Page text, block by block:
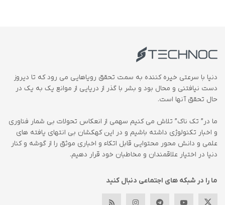
دنیا با سرعتی خیره کننده به سمت تحقق رویاهایی می رود که تا دیروز
دست نیافتنی و محال بود و بشر با گذر از دریایی از موانع یک به یک در
حال تحقق آنها است.
ما در” تک ناک” تلاش می کنیم سهمی از انعکاس تحولات بی شمار فناوری
و اخبار تکنولوژی داشته باشیم و در این کهکشان بی انتهای یافته های
علمی و دانش محور محتوایی قابل اتکاء و اخباری موثق را از گوشه و کنار
دنیا در اختیار علاقمندان و مخاطبان خود قرار دهیم.
ما را در شبکه های اجتماعی دنبال کنید